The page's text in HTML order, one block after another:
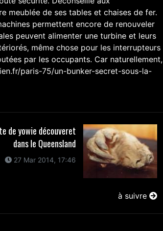
meublée de ses tables et chaises de fer.
permettent encore de renouveler
peuvent alimenter une turbine et leurs
même chose pour les interrupteurs
par les occupants. Car naturellement,
paris-75/un-bunker-secret-sous-la-
de yowie découveret
dans le Queensland
27 Mar 2014, 17:46
à suivre